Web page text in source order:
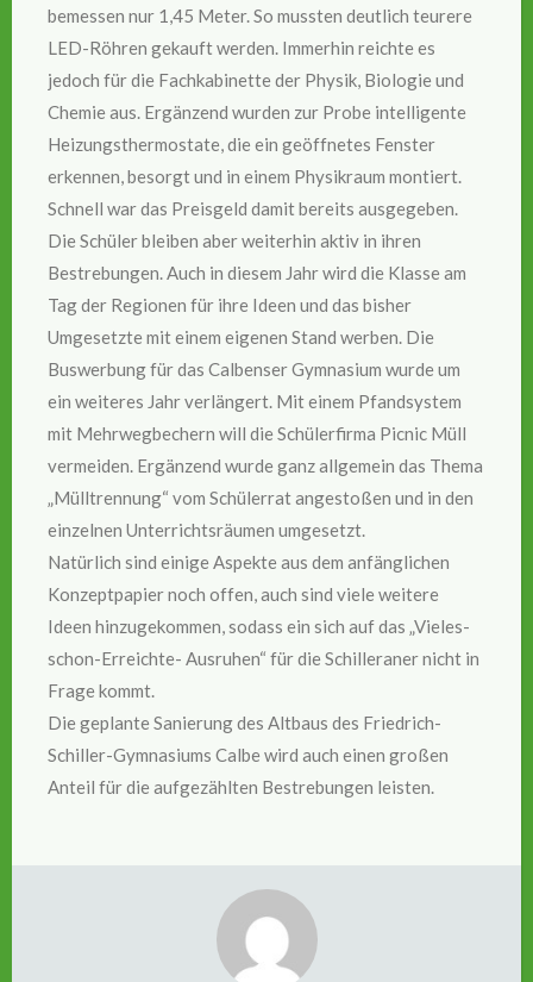
bemessen nur 1,45 Meter. So mussten deutlich teurere
LED-Röhren gekauft werden. Immerhin reichte es
jedoch für die Fachkabinette der Physik, Biologie und
Chemie aus. Ergänzend wurden zur Probe intelligente
Heizungsthermostate, die ein geöffnetes Fenster
erkennen, besorgt und in einem Physikraum montiert.
Schnell war das Preisgeld damit bereits ausgegeben.
Die Schüler bleiben aber weiterhin aktiv in ihren
Bestrebungen. Auch in diesem Jahr wird die Klasse am
Tag der Regionen für ihre Ideen und das bisher
Umgesetzte mit einem eigenen Stand werben. Die
Buswerbung für das Calbenser Gymnasium wurde um
ein weiteres Jahr verlängert. Mit einem Pfandsystem
mit Mehrwegbechern will die Schülerfirma Picnic Müll
vermeiden. Ergänzend wurde ganz allgemein das Thema
„Mülltrennung“ vom Schülerrat angestoßen und in den
einzelnen Unterrichtsräumen umgesetzt.
Natürlich sind einige Aspekte aus dem anfänglichen
Konzeptpapier noch offen, auch sind viele weitere
Ideen hinzugekommen, sodass ein sich auf das „Vieles-
schon-Erreichte- Ausruhen“ für die Schilleraner nicht in
Frage kommt.
Die geplante Sanierung des Altbaus des Friedrich-
Schiller-Gymnasiums Calbe wird auch einen großen
Anteil für die aufgezählten Bestrebungen leisten.